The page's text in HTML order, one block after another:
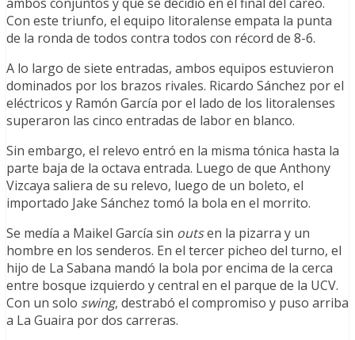
Con este triunfo, el equipo litoralense empata la punta
de la ronda de todos contra todos con récord de 8-6.
A lo largo de siete entradas, ambos equipos estuvieron
dominados por los brazos rivales. Ricardo Sánchez por el
eléctricos y Ramón García por el lado de los litoralenses
superaron las cinco entradas de labor en blanco.
Sin embargo, el relevo entró en la misma tónica hasta la
parte baja de la octava entrada. Luego de que Anthony
Vizcaya saliera de su relevo, luego de un boleto, el
importado Jake Sánchez tomó la bola en el morrito.
Se medía a Maikel García sin outsen la pizarra y un
hombre en los senderos. En el tercer picheo del turno, el
hijo de La Sabana mandó la bola por encima de la cerca
entre bosque izquierdo y central en el parque de la UCV.
Con un solo swing, destrabó el compromiso y puso arriba
a La Guaira por dos carreras.